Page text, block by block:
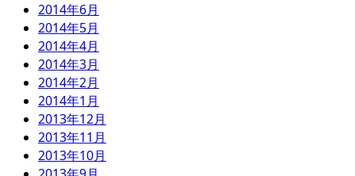
2014年6月
2014年5月
2014年4月
2014年3月
2014年2月
2014年1月
2013年12月
2013年11月
2013年10月